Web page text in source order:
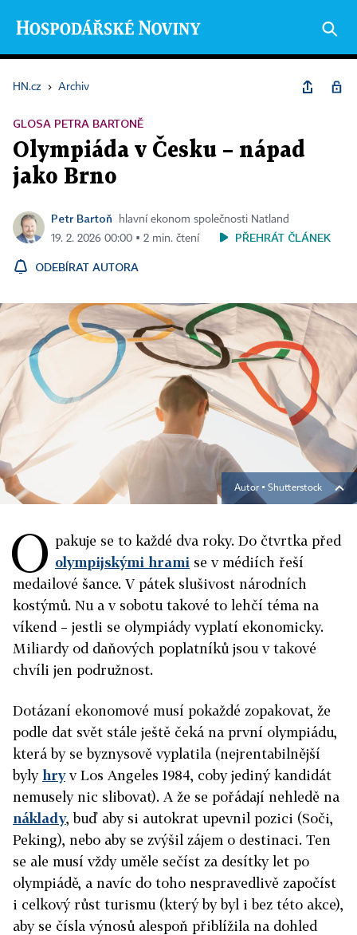
HN.cz › Archiv
GLOSA PETRA BARTONĚ
Olympiáda v Česku – nápad
jako Brno
Petr Bartoň
hlavní ekonom společnosti Natland
19. 2. 2026 00:00 ▪ 2 min. čtení
PŘEHRÁT ČLÁNEK
ODEBÍRAT AUTORA
Autor ▪ Shutterstock
O pakuje se to každé dva roky. Do čtvrtka před
olympijskými hrami se v médiích řeší
medailové šance. V pátek slušivost národních
kostýmů. Nu a v sobotu takové to lehčí téma na
víkend – jestli se olympiády vyplatí ekonomicky.
Miliardy od daňových poplatníků jsou v takové
chvíli jen podružnost.
Dotázaní ekonomové musí pokaždé zopakovat, že
podle dat svět stále ještě čeká na první olympiádu,
která by se byznysově vyplatila (nejrentabilnější
byly hryv Los Angeles 1984, coby jediný kandidát
nemusely nic slibovat). A že se pořádají nehledě na
náklady, buď aby si autokrat upevnil pozici (Soči,
Peking), nebo aby se zvýšil zájem o destinaci. Ten
se ale musí vždy uměle sečíst za desítky let po
olympiádě, a navíc do toho nespravedlivě započíst
i celkový růst turismu (který by byl i bez této akce),
aby se čísla výnosů alespoň přiblížila na dohled